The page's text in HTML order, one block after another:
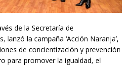
de la Secretaría de
lanzó la campaña ‘Acción Naranja’,
de concientización y prevención
para promover la igualdad, el